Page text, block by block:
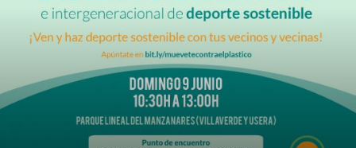
de
Butarque